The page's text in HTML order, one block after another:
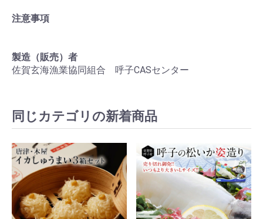
注意事項
製造（販売）者
佐賀玄海漁業協同組合 呼子CASセンター
同じカテゴリの新着商品